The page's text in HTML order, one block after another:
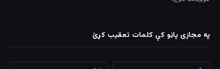
په مجازی پاڼو کې کلمات تعقیب کړئ